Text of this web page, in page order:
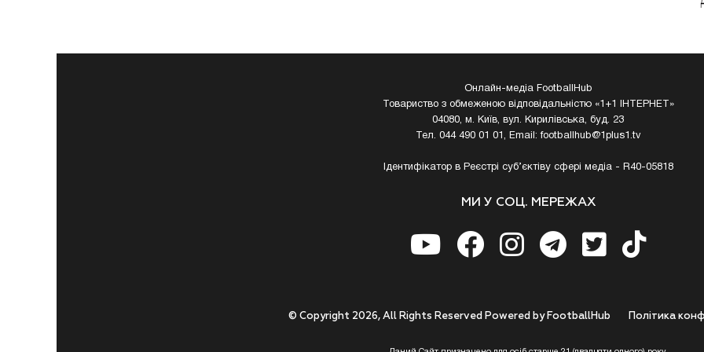
Онлайн-медіа FootballHub
Товариство з обмеженою відповідальністю «1+1 ІНТЕРНЕТ»
04080, м. Київ, вул. Кирилівська, буд. 23
Тел. 044 490 01 01, Email:footballhub@1plus1.tv
Ідентифікатор в Реєстрі суб’єктіву сфері медіа - R40-05818
МИ У СОЦ. МЕРЕЖАХ
Полiтика
© Copyright 2026, All Rights Reserved Powered by FootballHub